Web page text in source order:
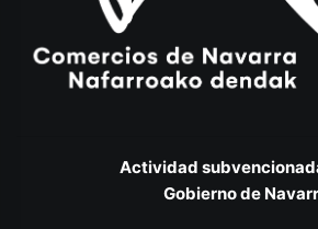
Actividad
Gobierno de